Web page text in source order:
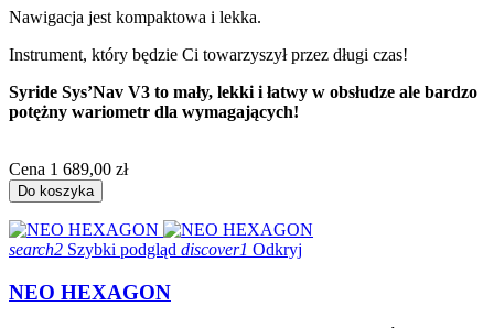
Nawigacja jest kompaktowa i lekka.
Instrument, który będzie Ci towarzyszył przez długi czas!
Syride Sys’Nav V3 to mały, lekki i łatwy w obsłudze ale bardzo
potężny wariometr dla wymagających!
Cena 1 689,00 zł
Do koszyka
search2 Szybki podgląd discover1 Odkryj
NEO HEXAGON